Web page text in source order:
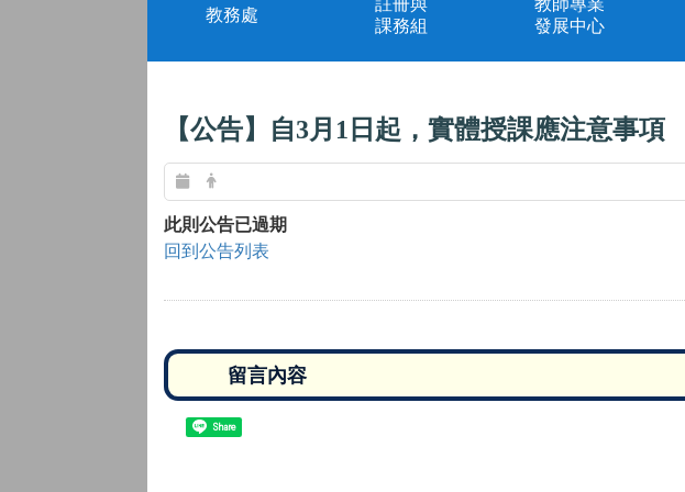
教務處
課務組
發展中心
【公告】自3月1日起，實體授課應注意事項
此則公告已過期
回到公告列表
Share